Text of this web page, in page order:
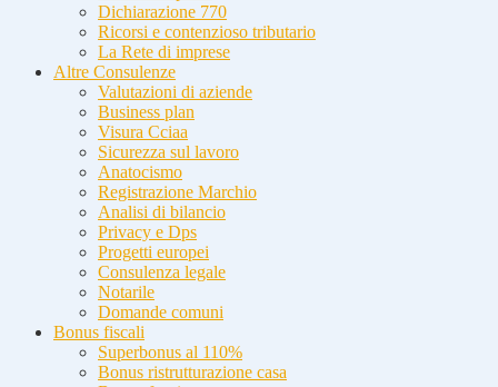
Dichiarazione 770
Ricorsi e contenzioso tributario
La Rete di imprese
Altre Consulenze
Valutazioni di aziende
Business plan
Visura Cciaa
Sicurezza sul lavoro
Anatocismo
Registrazione Marchio
Analisi di bilancio
Privacy e Dps
Progetti europei
Consulenza legale
Notarile
Domande comuni
Bonus fiscali
Superbonus al 110%
Bonus ristrutturazione casa